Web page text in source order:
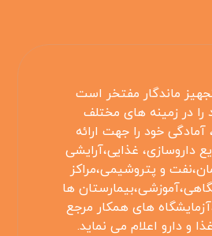
ماندگار مفتخر است
را در زمینه های مختلف
آمادگی خود را جهت ارائه
داروسازی، غذایی،آرایشی
و پتروشیمی،مراکز
ها
های همکار مرجع
و دارو اعلام می نماید.